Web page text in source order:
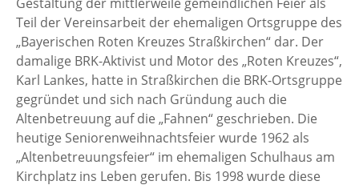
Teil der Vereinsarbeit der ehemaligen Ortsgruppe des
„Bayerischen Roten Kreuzes Straßkirchen“ dar. Der
damalige BRK-Aktivist und Motor des „Roten Kreuzes“,
Karl Lankes, hatte in Straßkirchen die BRK-Ortsgruppe
gegründet und sich nach Gründung auch die
Altenbetreuung auf die „Fahnen“ geschrieben. Die
heutige Seniorenweihnachtsfeier wurde 1962 als
„Altenbetreuungsfeier“ im ehemaligen Schulhaus am
Kirchplatz ins Leben gerufen. Bis 1998 wurde diese